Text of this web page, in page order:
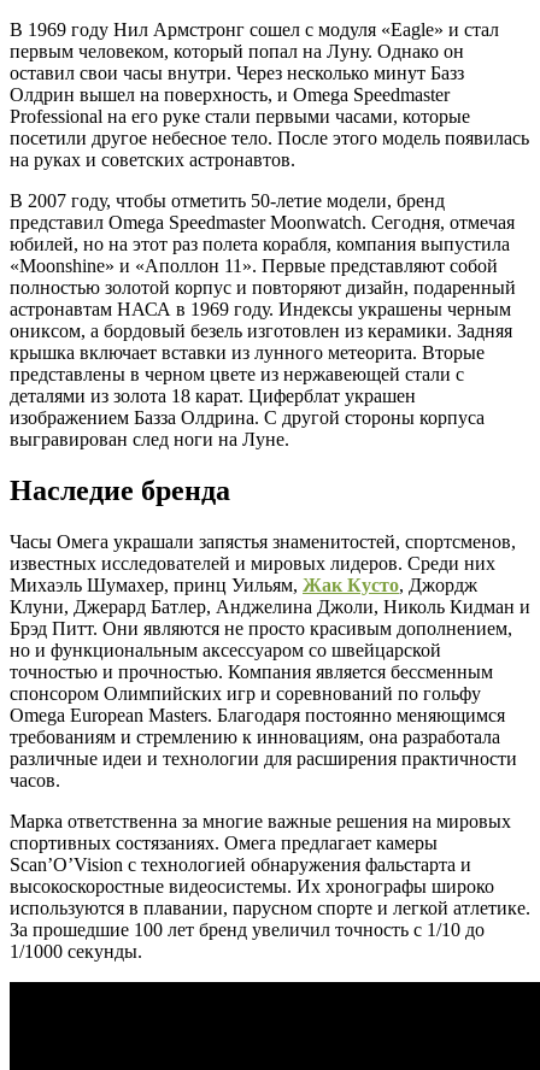
В 1969 году Нил Армстронг сошел с модуля «Eagle» и стал
первым человеком, который попал на Луну. Однако он
оставил свои часы внутри. Через несколько минут Базз
Олдрин вышел на поверхность, и Omega Speedmaster
Professional на его руке стали первыми часами, которые
посетили другое небесное тело. После этого модель появилась
на руках и советских астронавтов.
В 2007 году, чтобы отметить 50-летие модели, бренд
представил Omega Speedmaster Moonwatch. Сегодня, отмечая
юбилей, но на этот раз полета корабля, компания выпустила
«Moonshine» и «Аполлон 11». Первые представляют собой
полностью золотой корпус и повторяют дизайн, подаренный
астронавтам НАСА в 1969 году. Индексы украшены черным
ониксом, а бордовый безель изготовлен из керамики. Задняя
крышка включает вставки из лунного метеорита. Вторые
представлены в черном цвете из нержавеющей стали с
деталями из золота 18 карат. Циферблат украшен
изображением Базза Олдрина. С другой стороны корпуса
выгравирован след ноги на Луне.
Наследие бренда
Часы Омега украшали запястья знаменитостей, спортсменов,
известных исследователей и мировых лидеров. Среди них
Михаэль Шумахер, принц Уильям, Жак Кусто, Джордж
Клуни, Джерард Батлер, Анджелина Джоли, Николь Кидман и
Брэд Питт. Они являются не просто красивым дополнением,
но и функциональным аксессуаром со швейцарской
точностью и прочностью. Компания является бессменным
спонсором Олимпийских игр и соревнований по гольфу
Omega European Masters. Благодаря постоянно меняющимся
требованиям и стремлению к инновациям, она разработала
различные идеи и технологии для расширения практичности
часов.
Марка ответственна за многие важные решения на мировых
спортивных состязаниях. Омега предлагает камеры
Scan’O’Vision c технологией обнаружения фальстарта и
высокоскоростные видеосистемы. Их хронографы широко
используются в плавании, парусном спорте и легкой атлетике.
За прошедшие 100 лет бренд увеличил точность с 1/10 до
1/1000 секунды.